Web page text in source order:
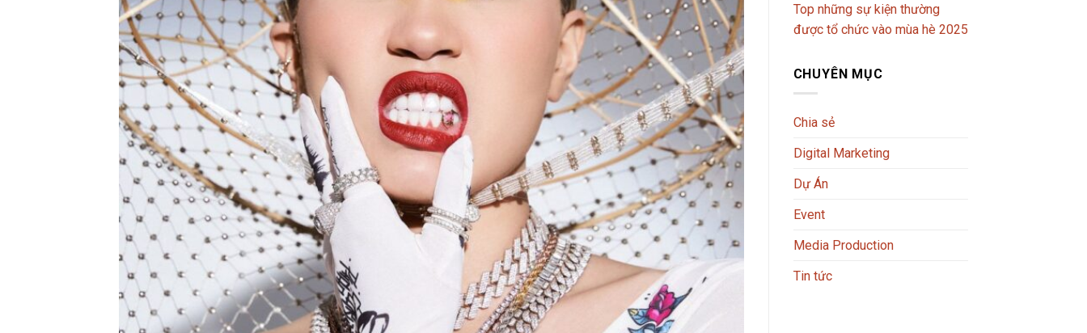
Top những sự kiện thường
được tổ chức vào mùa hè 2025
CHUYÊN MỤC
Chia sẻ
Digital Marketing
Dự Án
Event
Media Production
Tin tức